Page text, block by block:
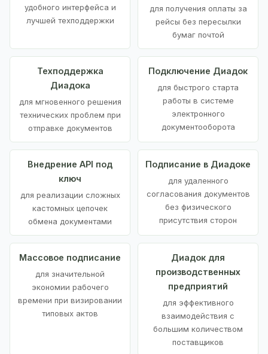
удобного интерфейса и
лучшей техподдержки
для получения оплаты за
рейсы без пересылки
бумаг почтой
Техподдержка
Диадока
для мгновенного решения
технических проблем при
отправке документов
Подключение Диадок
для быстрого старта
работы в системе
электронного
документооборота
Внедрение API под
ключ
для реализации сложных
кастомных цепочек
обмена документами
Подписание в Диадоке
для удаленного
согласования документов
без физического
присутствия сторон
Массовое подписание
для значительной
экономии рабочего
времени при визировании
типовых актов
Диадок для
производственных
предприятий
для эффективного
взаимодействия с
большим количеством
поставщиков